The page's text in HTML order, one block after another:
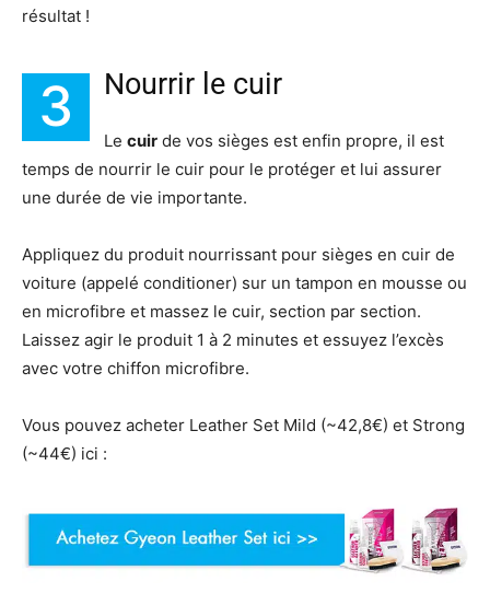
résultat !
3 Nourrir le cuir
Le cuir de vos sièges est enfin propre, il est
temps de nourrir le cuir pour le protéger et lui assurer
une durée de vie importante.
Appliquez du produit nourrissant pour sièges en cuir de
voiture (appelé conditioner) sur un tampon en mousse ou
en microfibre et massez le cuir, section par section.
Laissez agir le produit 1 à 2 minutes et essuyez l’excès
avec votre chiffon microfibre.
Vous pouvez acheter Leather Set Mild (~42,8€) et Strong
(~44€) ici :